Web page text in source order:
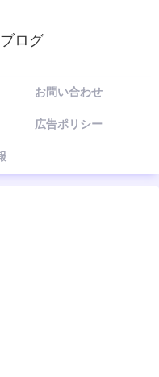
ログ
お問い合わせ
広告ポリシー